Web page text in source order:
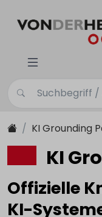
KI Grounding
KI
Offizielle
KI-